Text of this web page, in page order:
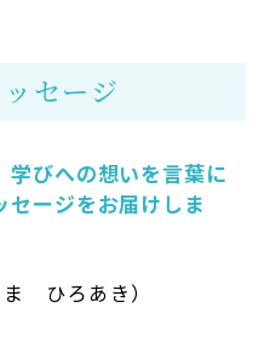
セージ
びへの想いを言葉に
セージをお届けしま
ひろあき）